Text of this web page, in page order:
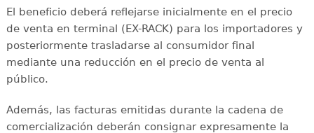
El beneficio deberá reflejarse inicialmente en el precio
de venta en terminal (EX-RACK) para los importadores y
posteriormente trasladarse al consumidor final
mediante una reducción en el precio de venta al
público.
Además, las facturas emitidas durante la cadena de
comercialización deberán consignar expresamente la